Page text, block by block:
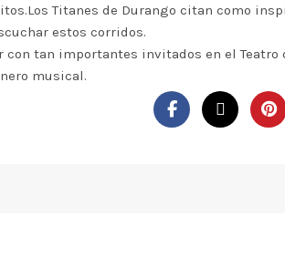
Titanes de Durango citan como
estos corridos.
con tan importantes invitados en el
musical.